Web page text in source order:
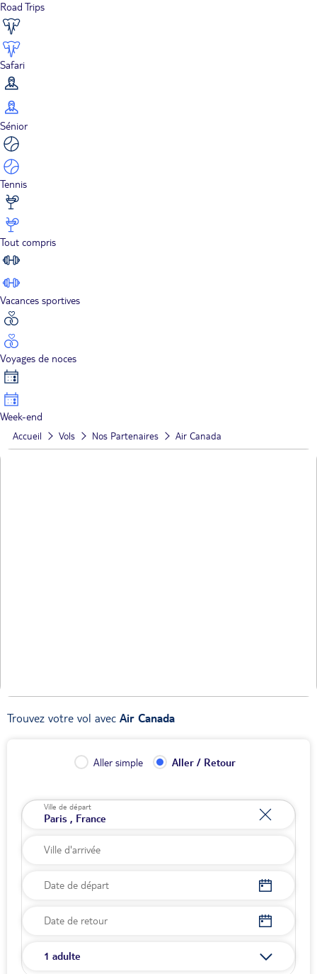
Road Trips
Safari
Sénior
Tennis
Tout compris
Vacances sportives
Voyages de noces
Week-end
Accueil Vols Nos Partenaires Air Canada
Trouvez votre vol avec Air Canada
Aller simple Aller / Retour
Ville de départ
Date de départ
Date de retour
1 adulte